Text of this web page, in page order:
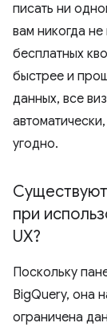
писать ни
вам никогда
бесплатных
быстрее и
данных, все
угодно.
при
UX?
Поскольку
BigQuery, она
ограничена